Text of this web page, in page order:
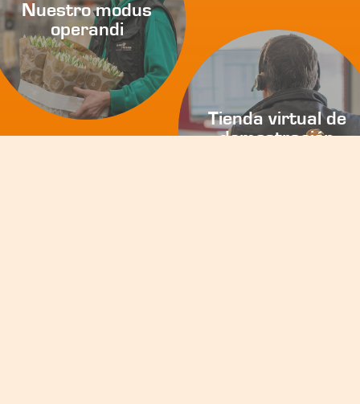
Nuestro modus
operandi
Tienda virtual de
demostración